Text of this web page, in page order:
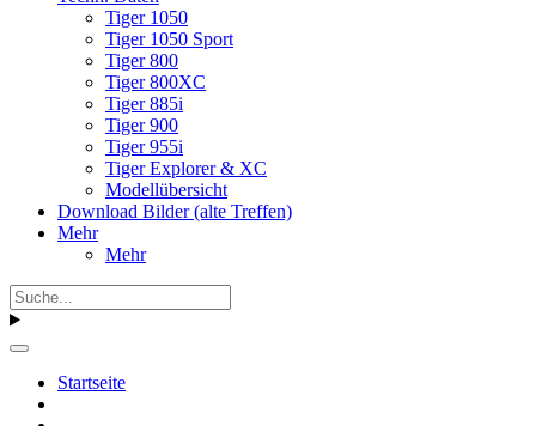
Tiger 1050
Tiger 1050 Sport
Tiger 800
Tiger 800XC
Tiger 885i
Tiger 900
Tiger 955i
Tiger Explorer & XC
Modellübersicht
Download Bilder (alte Treffen)
Mehr
Mehr
Startseite